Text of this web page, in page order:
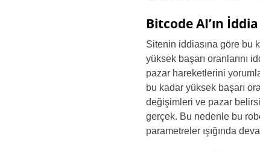
Bitcode AI’ın
Sitenin iddiasına göre bu
yüksek başarı oranlarını
pazar hareketlerini
bu kadar yüksek başarı
değişimleri ve pazar
gerçek. Bu nedenle bu
parametreler ışığında